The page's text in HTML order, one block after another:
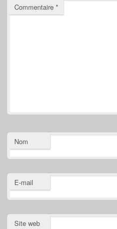
Commentaire *
Nom
E-mail
Site web